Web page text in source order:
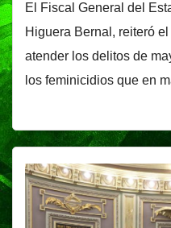
El Fiscal General del
Higuera Bernal, reiteró
atender los delitos de
los feminicidios que en